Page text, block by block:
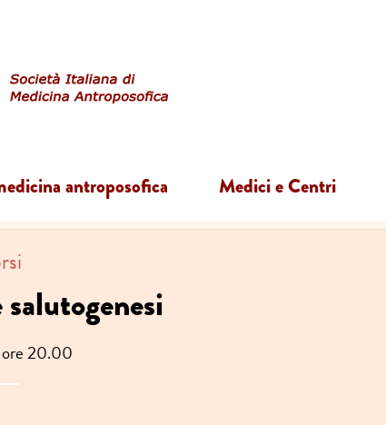
antroposofica Medici e Centri
20.00